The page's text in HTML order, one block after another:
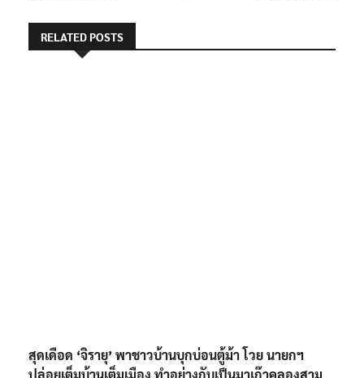
RELATED POSTS
สุดเดือด ‘จิรายุ’ พาชาวบ้านบุกบ่อนตู้ม้า โวย นายกฯ
ปล่อยเต็มบ้านเต็มเมือง ทำอย่างกับเป็นมาเก๊าคลองสาม